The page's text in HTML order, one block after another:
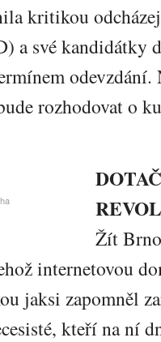
kritikou
a své kandidátky
rozhodovat o
Žít
internetovou
jaksi zapomněl
kteří na ní